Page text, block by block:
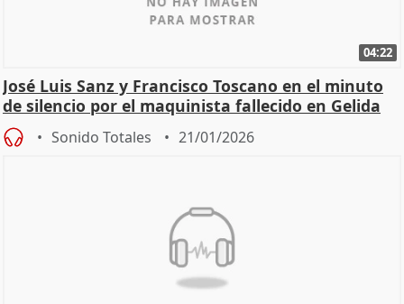
04:22
José Luis Sanz y Francisco Toscano en el minuto
de silencio por el maquinista fallecido en Gelida
Sonido Totales 21/01/2026